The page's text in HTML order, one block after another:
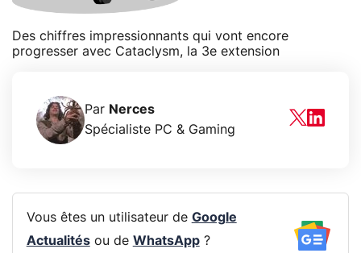
Des chiffres impressionnants qui vont encore
progresser avec Cataclysm, la 3e extension
Par Nerces
Spécialiste PC & Gaming
Vous êtes un utilisateur de Google
Actualitésou de WhatsApp?